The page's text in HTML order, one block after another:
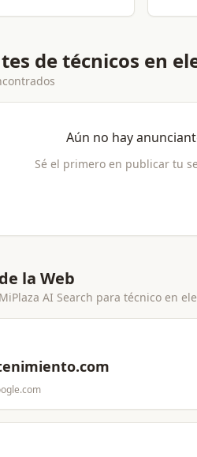
de técnicos en
Aún no hay
Sé el primero en publicar tu
la Web
AI Search para técnico en